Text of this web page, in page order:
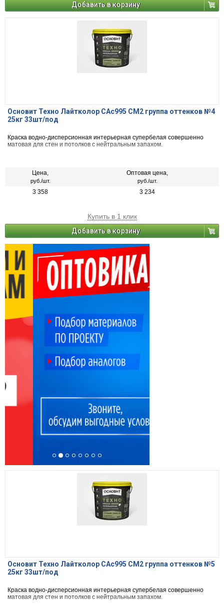
Добавить в корзину
Основит Техно Лайтколор САс995 СМ2 группа оттенков №4
25кг 33шт/под
Краска водно-дисперсионная интерьерная супербелая совершенно
матовая для стен и потолков с нейтральным запахом.
Цена,
руб./шт.
Оптовая цена,
руб./шт.
3 358 3 234
Купить в 1 клик
Добавить в корзину
Основит Техно Лайтколор САс995 СМ2 группа оттенков №5
25кг 33шт/под
Краска водно-дисперсионная интерьерная супербелая совершенно
матовая для стен и потолков с нейтральным запахом.